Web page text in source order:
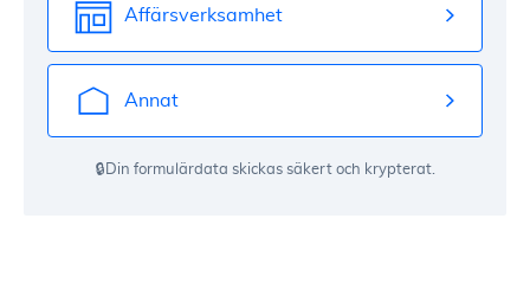
Affärsverksamhet
Annat
🔒Din formulärdata skickas säkert och krypterat.